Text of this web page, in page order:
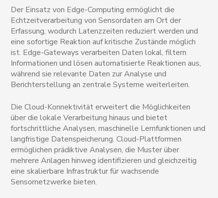
Der Einsatz von Edge-Computing ermöglicht die
Echtzeitverarbeitung von Sensordaten am Ort der
Erfassung, wodurch Latenzzeiten reduziert werden und
eine sofortige Reaktion auf kritische Zustände möglich
ist. Edge-Gateways verarbeiten Daten lokal, filtern
Informationen und lösen automatisierte Reaktionen aus,
während sie relevante Daten zur Analyse und
Berichterstellung an zentrale Systeme weiterleiten.
Die Cloud-Konnektivität erweitert die Möglichkeiten
über die lokale Verarbeitung hinaus und bietet
fortschrittliche Analysen, maschinelle Lernfunktionen und
langfristige Datenspeicherung. Cloud-Plattformen
ermöglichen prädiktive Analysen, die Muster über
mehrere Anlagen hinweg identifizieren und gleichzeitig
eine skalierbare Infrastruktur für wachsende
Sensornetzwerke bieten.